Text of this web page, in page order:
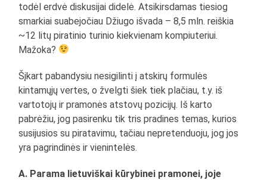
todėl erdvė diskusijai didelė. Atsikirsdamas tiesiog
smarkiai suabejočiau Džiugo išvada – 8,5 mln. reiškia
~12 litų piratinio turinio kiekvienam kompiuteriui.
Mažoka?
Šįkart pabandysiu nesigilinti į atskirų formulės
kintamųjų vertes, o žvelgti šiek tiek plačiau, t.y. iš
vartotojų ir pramonės atstovų pozicijų. Iš karto
pabrėžiu, jog pasirenku tik tris pradines temas, kurios
susijusios su piratavimu, tačiau nepretenduoju, jog jos
yra pagrindinės ir vienintelės.
A. Parama lietuviškai kūrybinei pramonei, joje